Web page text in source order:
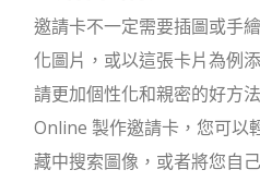
邀請卡不一定需要插圖或手
化圖片，或以這張卡片為例
請更加個性化和親密的好方
Online 製作邀請卡，您可以
藏中搜索圖像，或者將您自